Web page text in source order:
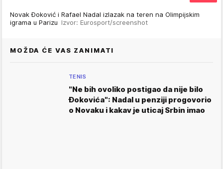
Novak Đoković i Rafael Nadal izlazak na teren na Olimpijskim
igrama u Parizu Izvor: Eurosport/screenshot
MOŽDA ĆE VAS ZANIMATI
TENIS
"Ne bih ovoliko postigao da nije bilo
Đokovića": Nadal u penziji progovorio
o Novaku i kakav je uticaj Srbin imao